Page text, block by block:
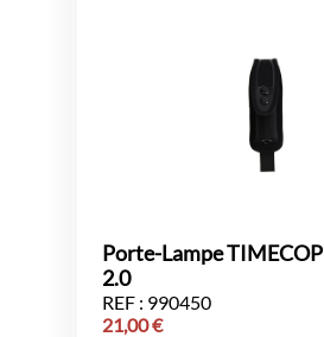
Porte-Lampe TIMECOP
2.0
REF : 990450
21,00€